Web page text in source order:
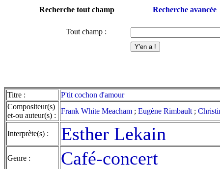
Recherche tout champ Recherche avancée
Tout champ :
Titre :
P'tit cochon d'amour
Compositeur(s)
et-ou auteur(s) :
Frank White Meacham ; Eugène Rimbault ;
Interprète(s) : Esther Lekain
Genre : Café-concert